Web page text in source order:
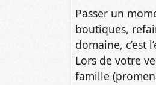
Lors de votre
famille
découverte des
des produits
terrasse du